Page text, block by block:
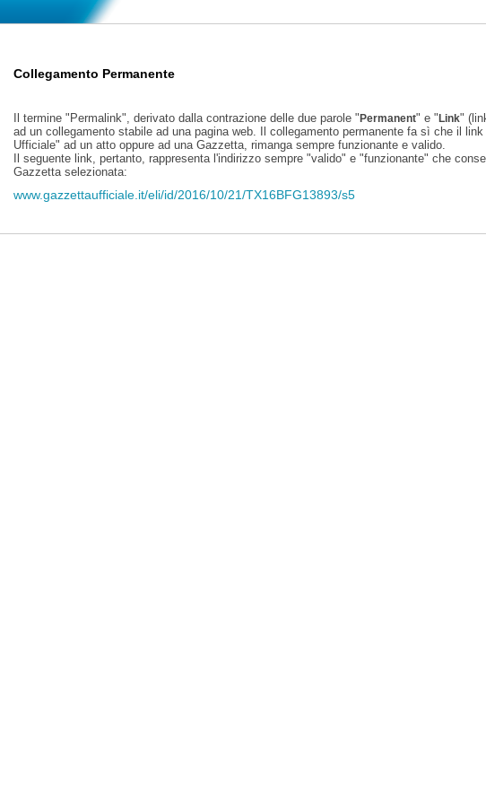
Collegamento Permanente
Il termine "Permalink", derivato dalla contrazione delle due parole "Permanent" e "Link"
ad un collegamento stabile ad una pagina web. Il collegamento permanente fa sì che il
Ufficiale" ad un atto oppure ad una Gazzetta, rimanga sempre funzionante e valido.
Il seguente link, pertanto, rappresenta l'indirizzo sempre "valido" e "funzionante" che
Gazzetta selezionata:
www.gazzettaufficiale.it/eli/id/2016/10/21/TX16BFG13893/s5